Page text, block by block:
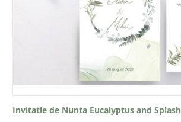
Invitatie de Nunta Eucalyptus and Splash